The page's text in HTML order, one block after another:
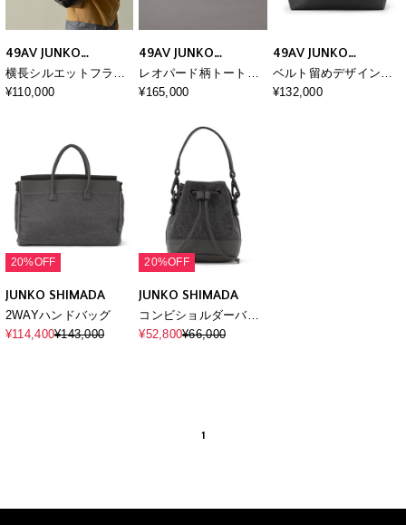
49AV JUNKO
SHIMADA
横長シルエットフラッ
プハンドバッグ
¥110,000
49AV JUNKO
SHIMADA
レオパード柄トートバ
ッグ
¥165,000
49AV JUNKO
SHIMADA
ベルト留めデザインハ
ンドバッグ
¥132,000
20%OFF
JUNKO SHIMADA
2WAYハンドバッグ
¥114,400¥143,000
20%OFF
JUNKO SHIMADA
コンビショルダーバッ
グ
¥52,800¥66,000
1